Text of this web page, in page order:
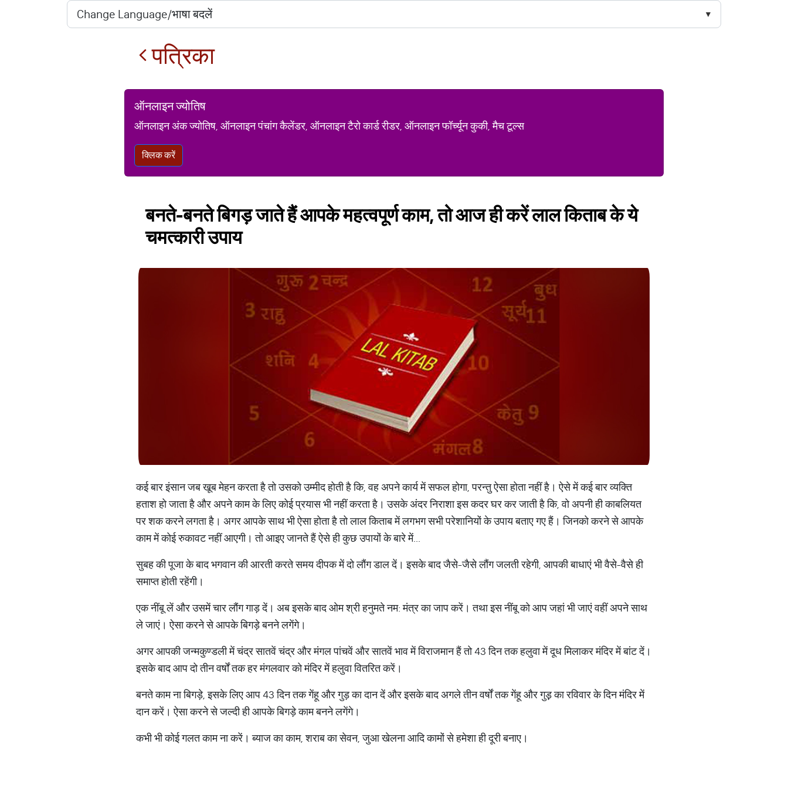
पत्रिका
ऑनलाइन ज्योतिष
ऑनलाइन अंक ज्योतिष, ऑनलाइन पंचांग कैलेंडर, ऑनलाइन टैरो कार्ड रीडर, ऑनलाइन फॉर्च्यून कुकी, मैच टूल्स
क्लिक करें
बनते-बनते बिगड़ जाते हैं आपके महत्वपूर्ण काम, तो आज ही करें लाल किताब के ये
चमत्कारी उपाय
कई बार इंसान जब खूब मेहन करता है तो उसको उम्मीद होती है कि, वह अपने कार्य में सफल होगा, परन्तु ऐसा होता नहीं है। ऐसे में कई बार व्यक्ति
हताश हो जाता है और अपने काम के लिए कोई प्रयास भी नहीं करता है। उसके अंदर निराशा इस कदर घर कर जाती है कि, वो अपनी ही काबलियत
पर शक करने लगता है। अगर आपके साथ भी ऐसा होता है तो लाल किताब में लगभग सभी परेशानियों के उपाय बताए गए हैं। जिनको करने से आपके
काम में कोई रुकावट नहीं आएगी। तो आइए जानते हैं ऐसे ही कुछ उपायों के बारे में...
सुबह की पूजा के बाद भगवान की आरती करते समय दीपक में दो लौंग डाल दें। इसके बाद जैसे-जैसे लौंग जलती रहेगी, आपकी बाधाएं भी वैसे-वैसे ही
समाप्त होती रहेंगी।
एक नींबू लें और उसमें चार लौंग गाड़ दें। अब इसके बाद ओम श्री हनुमते नम: मंत्र का जाप करें। तथा इस नींबू को आप जहां भी जाएं वहीं अपने साथ
ले जाएं। ऐसा करने से आपके बिगड़े बनने लगेंगे।
अगर आपकी जन्मकुण्डली में चंद्र सातवें चंद्र और मंगल पांचवें और सातवें भाव में विराजमान हैं तो 43 दिन तक हलुवा में दूध मिलाकर मंदिर में बांट दें।
इसके बाद आप दो तीन वर्षों तक हर मंगलवार को मंदिर में हलुवा वितरित करें।
बनते काम ना बिगड़े, इसके लिए आप 43 दिन तक गेंहू और गुड़ का दान दें और इसके बाद अगले तीन वर्षों तक गेंहू और गुड़़ का रविवार के दिन मंदिर में
दान करें। ऐसा करने से जल्दी ही आपके बिगड़े काम बनने लगेंगे।
कभी भी कोई गलत काम ना करें। ब्याज का काम, शराब का सेवन, जुआ खेलना आदि कामों से हमेशा ही दूरी बनाए।